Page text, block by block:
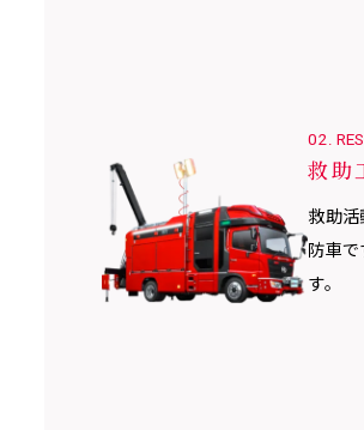
02.
救助
救助
防車
す。